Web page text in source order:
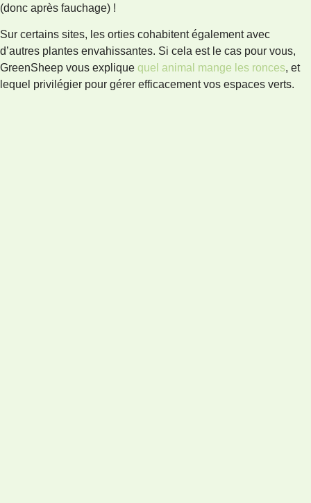
(donc après fauchage) !
Sur certains sites, les orties cohabitent également avec
d’autres plantes envahissantes. Si cela est le cas pour vous,
GreenSheep vous explique quel animal mange les ronces, et
lequel privilégier pour gérer efficacement vos espaces verts.